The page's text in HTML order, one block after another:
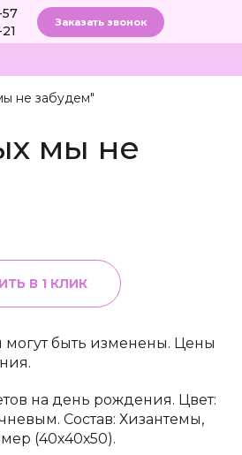
Заказать звонок
не забудем"
мы не
В 1 КЛИК
быть изменены. Цены
на день рождения. Цвет:
Состав: Хизантемы,
(40х40х50).